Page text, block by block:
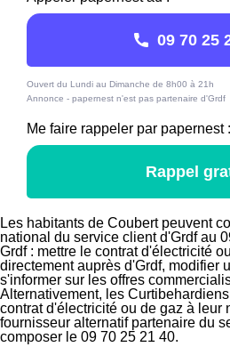
09 70 25
Ouvert du Lundi au Dimanche de 8h00 à 21h
Annonce - papernest n'est pas partenaire d'Grdf
Me faire rappeler par papernest :
Rappel
Les habitants de Coubert peuvent
national du service client d'Grdf au
Grdf : mettre le contrat d'électricité
directement auprès d'Grdf, modifier
s'informer sur les offres
Alternativement, les
contrat d'électricité ou de gaz à leur
fournisseur alternatif partenaire du
composer le 09 70 25 21 40.